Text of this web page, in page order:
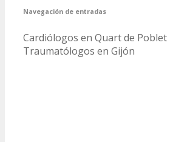
Navegación de entradas
Cardiólogos en Quart de Poblet
Traumatólogos en Gijón